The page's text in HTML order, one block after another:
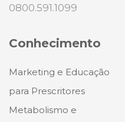
0800.591.1099
Conhecimento
Marketing e Educação
para Prescritores
Metabolismo e